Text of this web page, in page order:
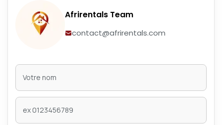
Afrirentals Team
contact@afrirentals.com